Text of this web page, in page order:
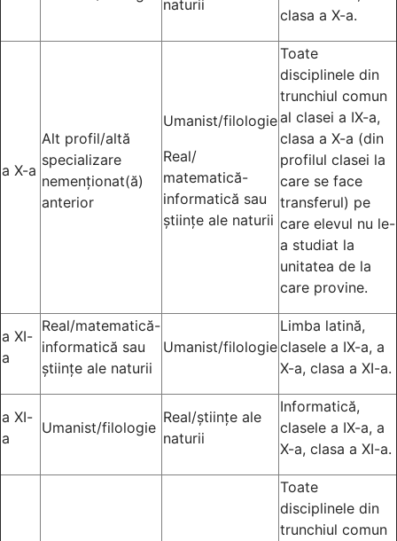
naturii
clasa a X-a.
a X-a
Alt profil/altă
specializare
nemenționat(ă)
anterior
Umanist/filologie
Real/
matematică-
informatică sau
științe ale naturii
Toate
disciplinele din
trunchiul comun
al clasei a IX-a,
clasa a X-a (din
profilul clasei la
care se face
transferul) pe
care elevul nu le-
a studiat la
unitatea de la
care provine.
a XI-
a
Real/matematică-
informatică sau
științe ale naturii
Umanist/filologie
Limba latină,
clasele a IX-a, a
X-a, clasa a XI-a.
a XI-
a
Umanist/filologie
Real/științe ale
naturii
Informatică,
clasele a IX-a, a
X-a, clasa a XI-a.
Toate
disciplinele din
trunchiul comun